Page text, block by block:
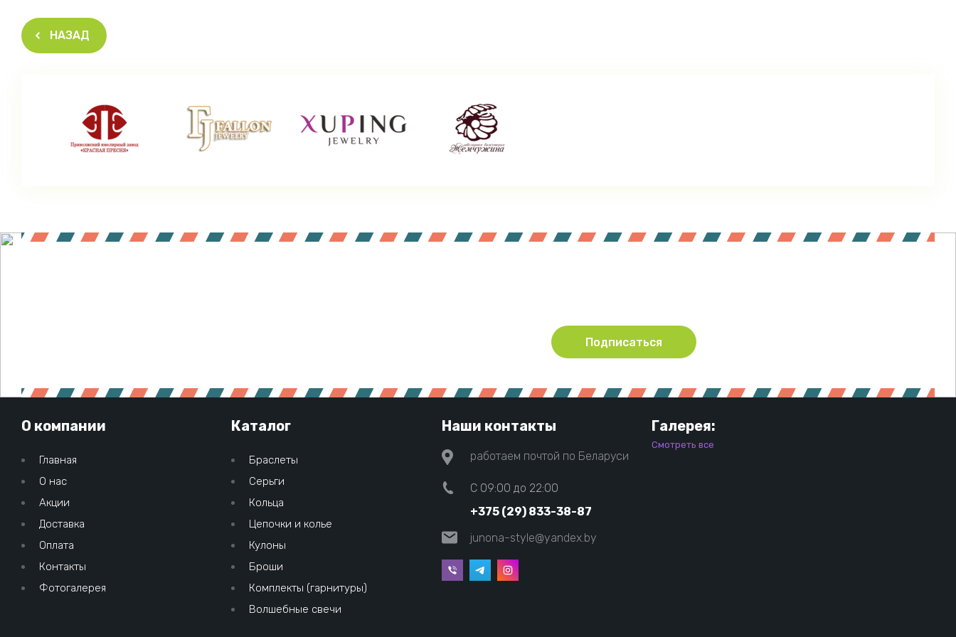
НАЗАД
Подписаться
О компании
Главная
О нас
Акции
Доставка
Оплата
Контакты
Фотогалерея
Каталог
Браслеты
Серьги
Кольца
Цепочки и колье
Кулоны
Броши
Комплекты (гарнитуры)
Волшебные свечи
Наши контакты
работаем почтой по Беларуси
C 09:00 до 22:00
+375 (29) 833-38-87
junona-style@yandex.by
Галерея:
Смотреть все